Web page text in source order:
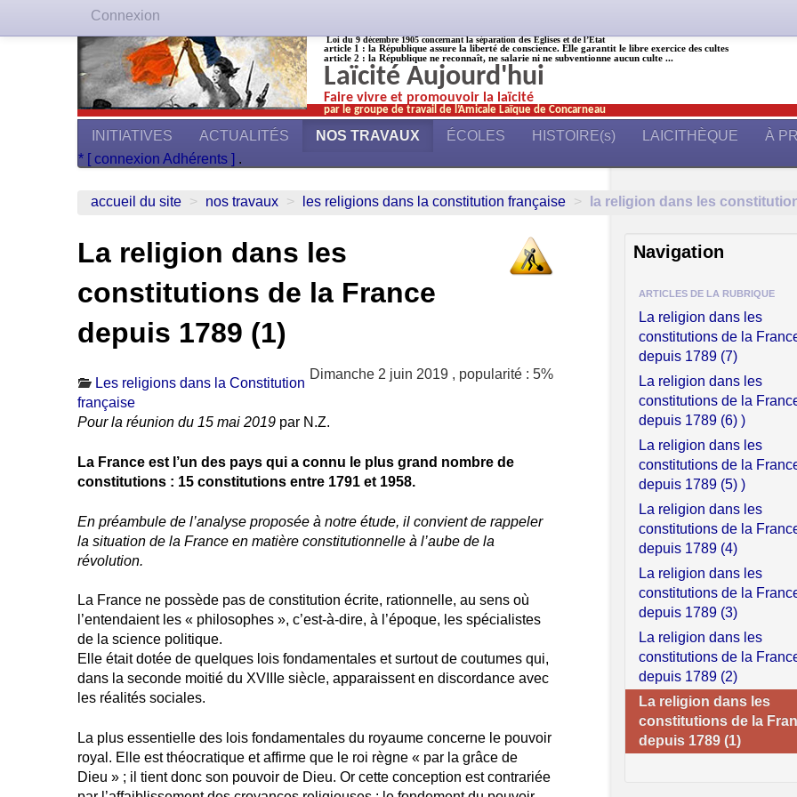
Loi du 9 décembre 1905 concernant la séparation des Églises et de l’État
article 1 : la République assure la liberté de conscience. Elle garantit le libre exercice des cultes
article 2 : la République ne reconnaît, ne salarie ni ne subventionne aucun culte ...
Laïcité Aujourd'hui
Faire vivre et promouvoir la laïcité
par le groupe de travail de l’Amicale Laïque de Concarneau
INITIATIVES ACTUALITÉS NOS TRAVAUX ÉCOLES HISTOIRE(s) LAICITHÈQUE À
* [ connexion Adhérents ] .
accueil du site > nos travaux > les religions dans la constitution française > la religion dans les
La religion dans les
constitutions de la France
depuis 1789 (1)
Dimanche 2 juin 2019 , popularité : 5%
Les religions dans la Constitution
française
Pour la réunion du 15 mai 2019 par N.Z.
La France est l’un des pays qui a connu le plus grand nombre de
constitutions : 15 constitutions entre 1791 et 1958.
En préambule de l’analyse proposée à notre étude, il convient de rappeler
la situation de la France en matière constitutionnelle à l’aube de la
révolution.
La France ne possède pas de constitution écrite, rationnelle, au sens où
l’entendaient les « philosophes », c’est-à-dire, à l’époque, les spécialistes
de la science politique.
Elle était dotée de quelques lois fondamentales et surtout de coutumes qui,
dans la seconde moitié du XVIIIe siècle, apparaissent en discordance avec
les réalités sociales.
La plus essentielle des lois fondamentales du royaume concerne le pouvoir
royal. Elle est théocratique et affirme que le roi règne « par la grâce de
Dieu » ; il tient donc son pouvoir de Dieu. Or cette conception est contrariée
Navigation
ARTICLES DE LA RUBRIQUE
La religion dans les
constitutions de la
depuis 1789 (7)
La religion dans les
constitutions de la
depuis 1789 (6) )
La religion dans les
constitutions de la
depuis 1789 (5) )
La religion dans les
constitutions de la
depuis 1789 (4)
La religion dans les
constitutions de la
depuis 1789 (3)
La religion dans les
constitutions de la
depuis 1789 (2)
La religion dans les
constitutions de la
depuis 1789 (1)
Connexion